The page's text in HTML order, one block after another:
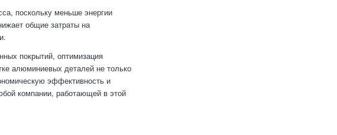
поскольку меньше энергии
общие затраты на
покрытий, оптимизация
алюминиевых деталей не только
эффективность и
компании, работающей в этой